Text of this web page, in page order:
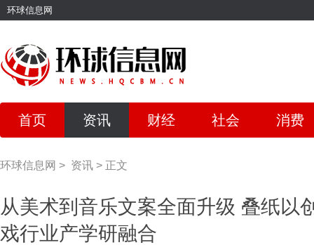
环球信息网
首页 资讯 财经 社会 消费
环球信息网 > 资讯 > 正文
从美术到音乐文案全面升级 叠纸以
戏行业产学研融合